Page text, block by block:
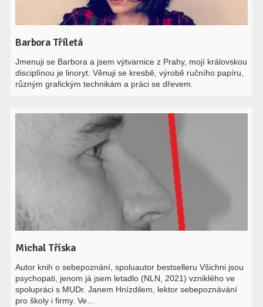
Barbora Tříletá
Jmenuji se Barbora a jsem výtvarnice z Prahy, mojí královskou
disciplínou je linoryt. Věnuji se kresbě, výrobě ručního papíru,
různým grafickým technikám a práci se dřevem.
Michal Tříska
Autor knih o sebepoznání, spoluautor bestselleru Všichni jsou
psychopati, jenom já jsem letadlo (NLN, 2021) vzniklého ve
spolupráci s MUDr. Janem Hnízdilem, lektor sebepoznávání
pro školy i firmy. Ve…